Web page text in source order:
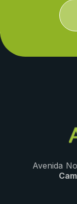
Avenida